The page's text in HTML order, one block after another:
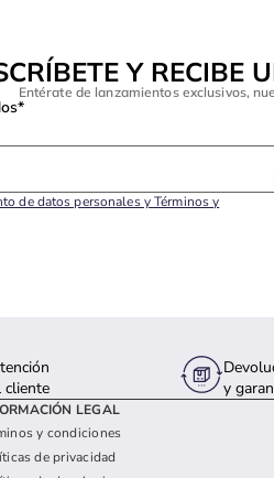
Y RECIBE
Entérate de lanzamientos exclusivos,
de datos personales y Términos y
cliente
y
LEGAL
y condiciones
de privacidad